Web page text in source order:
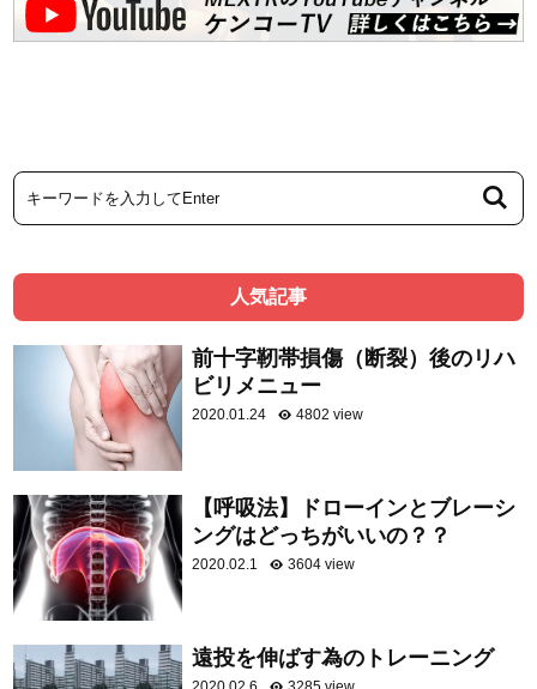
人気記事
前十字靭帯損傷（断裂）後のリハ
ビリメニュー
2020.01.24 4802 view
【呼吸法】ドローインとブレーシ
ングはどっちがいいの？？
2020.02.1 3604 view
遠投を伸ばす為のトレーニング